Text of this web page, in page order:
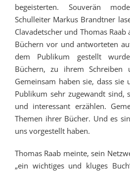
begeisterten. Souverän
Schulleiter Markus Brandtner
Clavadetscher und Thomas
Büchern vor und antworteten
dem Publikum gestellt
Büchern, zu ihrem Schreiben
Gemeinsam haben sie, dass sie
Publikum sehr zugewandt sind,
und interessant erzählen.
Themen ihrer Bücher. Und es
uns vorgestellt haben.
Thomas Raab meinte, sein
„ein wichtiges und kluges